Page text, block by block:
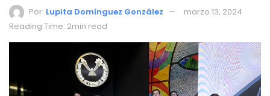
Por: Lupita Domínguez González
marzo 13, 2024
Reading Time: 2min read